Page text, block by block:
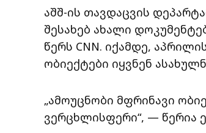
აშშ-ის თავდაცვის
შესახებ ახალი
წერს CNN. იქამდე,
ობიექტები იყვნენ
„ამოუცნობი მფრინავი
ვერცხლისფერი“, — წერია